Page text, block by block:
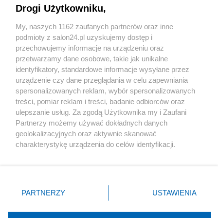
Sport
Społeczeństwo
Kultura
X Facebook Instagram Youtube
Drogi Użytkowniku,
My, naszych 1162 zaufanych partnerów oraz inne
podmioty z salon24.pl uzyskujemy dostęp i
przechowujemy informacje na urządzeniu oraz
przetwarzamy dane osobowe, takie jak unikalne
identyfikatory, standardowe informacje wysyłane przez
urządzenie czy dane przeglądania w celu zapewniania
spersonalizowanych reklam, wybór spersonalizowanych
treści, pomiar reklam i treści, badanie odbiorców oraz
ulepszanie usług. Za zgodą Użytkownika my i Zaufani
Partnerzy możemy używać dokładnych danych
geolokalizacyjnych oraz aktywnie skanować
charakterystykę urządzenia do celów identyfikacji.
zmienić/wycofać klikając przycisk ustawień prywatności
znajdujący się w lewym dolnym rogu strony
rodzaje przetwarzania danych nie wymagają zgody
PARTNERZY USTAWIENIA